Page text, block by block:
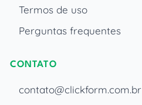
Termos de uso
Perguntas frequentes
CONTATO
contato@clickform.com.br